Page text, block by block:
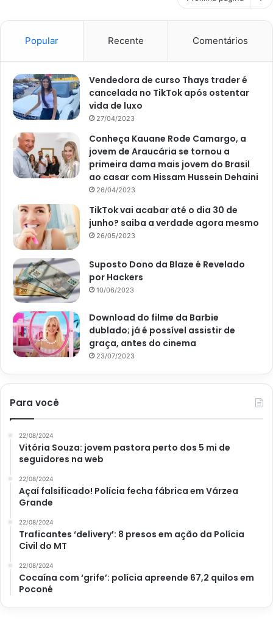
Popular Recente Comentários
Vendedora de curso Thays trader é
cancelada no TikTok após ostentar
vida de luxo
27/04/2023
Conheça Kauane Rode Camargo, a
jovem de Araucária se tornou a
primeira dama mais jovem do Brasil
ao casar com Hissam Hussein Dehaini
26/04/2023
TikTok vai acabar até o dia 30 de
junho? saiba a verdade agora mesmo
26/05/2023
Suposto Dono da Blaze é Revelado
por Hackers
10/06/2023
Download do filme da Barbie
dublado; já é possível assistir de
graça, antes do cinema
23/07/2023
Para você
22/08/2024
Vitória Souza: jovem pastora perto dos 5 mi de
seguidores na web
22/08/2024
Açaí falsificado! Polícia fecha fábrica em Várzea
Grande
22/08/2024
Traficantes ‘delivery’: 8 presos em ação da Polícia
Civil do MT
22/08/2024
Cocaína com ‘grife’: polícia apreende 67,2 quilos em
Poconé